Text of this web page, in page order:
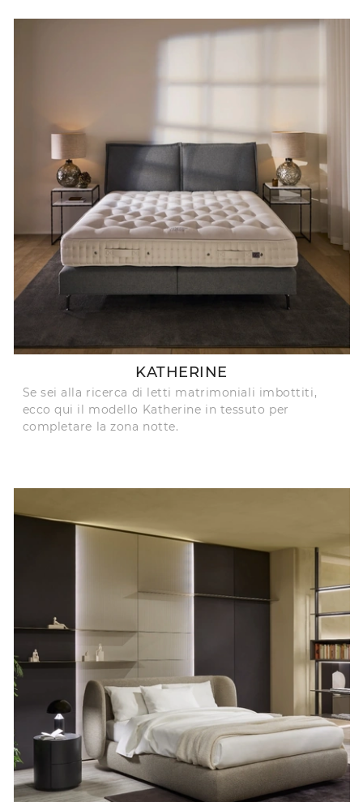
KATHERINE
Se sei alla ricerca di letti matrimoniali imbottiti,
ecco qui il modello Katherine in tessuto per
completare la zona notte.